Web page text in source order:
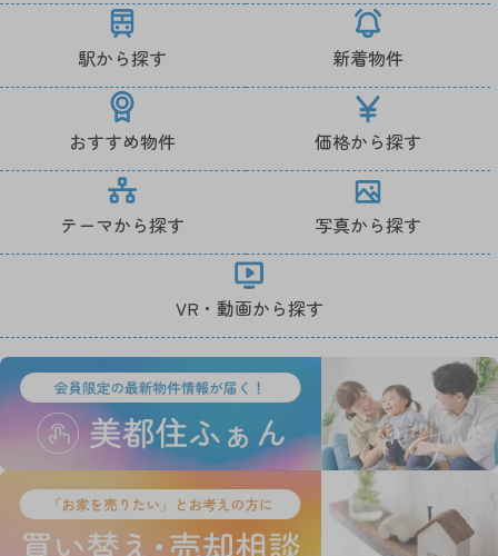
駅から探す 新着物件
おすすめ物件 価格から探す
テーマから探す 写真から探す
VR・動画から探す